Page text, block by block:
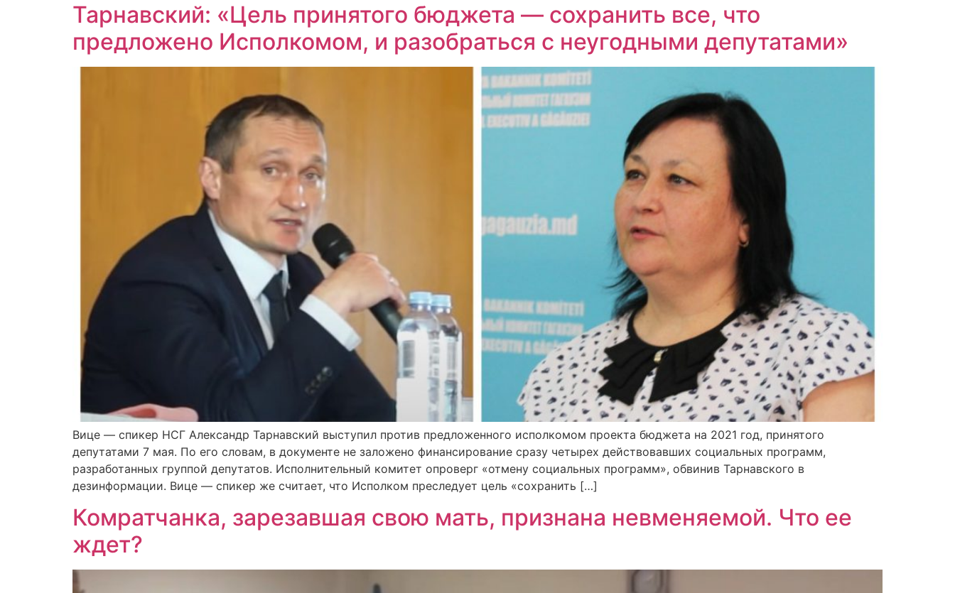
Тарнавский: «Цель принятого бюджета — сохранить все, что
предложено Исполкомом, и разобраться с неугодными депутатами»
Вице — спикер НСГ Александр Тарнавский выступил против предложенного исполкомом проекта бюджета на 2021 год, принятого
депутатами 7 мая. По его словам, в документе не заложено финансирование сразу четырех действовавших социальных программ,
разработанных группой депутатов. Исполнительный комитет опроверг «отмену социальных программ», обвинив Тарнавского в
дезинформации. Вице — спикер же считает, что Исполком преследует цель «сохранить […]
Комратчанка, зарезавшая свою мать, признана невменяемой. Что ее
ждет?